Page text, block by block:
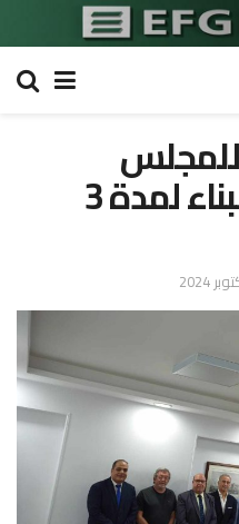
التصديرى لمواد البناء لمدة 3